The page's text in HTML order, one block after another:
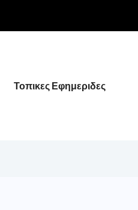
Τοπικες Εφημεριδες